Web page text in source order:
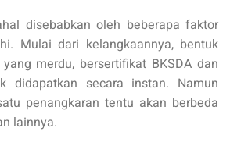
disebabkan oleh beberapa faktor
Mulai dari kelangkaannya, bentuk
merdu, bersertifikat BKSDA dan
didapatkan secara instan. Namun
penangkaran tentu akan berbeda
lainnya.